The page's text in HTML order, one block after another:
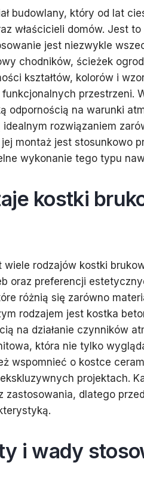
budowlany, który od lat
właścicieli domów. Jest
jest niezwykle
chodników, ścieżek
kształtów, kolorów i
przestrzeni.
odpornością na warunki
rozwiązaniem
montaż jest stosunkowo
wykonanie tego typu
kostki
wiele rodzajów kostki
oraz preferencji
różnią się zarówno
rodzajem jest kostka
na działanie czynników
która nie tylko
wspomnieć o kostce
projektach.
zastosowania, dlatego
i wady